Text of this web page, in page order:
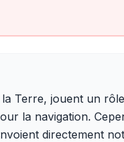
Terre, jouent un
la navigation.
directement